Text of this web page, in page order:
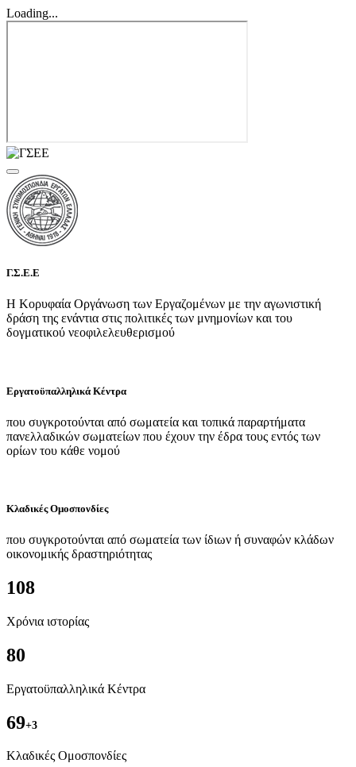
Loading...
Γ.Σ.Ε.Ε
Η Κορυφαία Οργάνωση των Εργαζομένων με την αγωνιστική
δράση της ενάντια στις πολιτικές των μνημονίων και του
δογματικού νεοφιλελευθερισμού
Εργατοϋπαλληλικά Κέντρα
που συγκροτούνται από σωματεία και τοπικά παραρτήματα
πανελλαδικών σωματείων που έχουν την έδρα τους εντός των
ορίων του κάθε νομού
Κλαδικές Ομοσπονδίες
που συγκροτούνται από σωματεία των ίδιων ή συναφών κλάδων
οικονομικής δραστηριότητας
108
Χρόνια ιστορίας
80
Εργατοϋπαλληλικά Κέντρα
69+3
Kλαδικές Ομοσπονδίες